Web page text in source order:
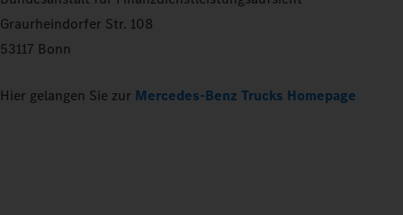
Graurheindorfer Str. 108
53117 Bonn
Hier gelangen Sie zur Mercedes-Benz Trucks Homepage